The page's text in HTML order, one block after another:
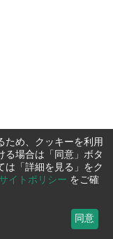
ため、クッキーを利用
る場合は「同意」ボタ
は「詳細を見る」をク
イトポリシー をご確
同意